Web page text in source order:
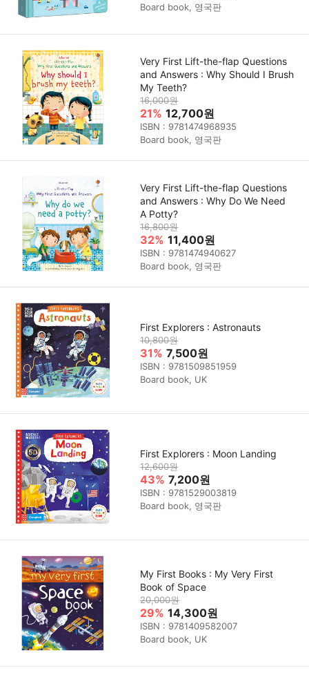
Board book, 영국판
Very First Lift-the-flap Questions
and Answers : Why Should I Brush
My Teeth?
16,000원
21% 12,700원
ISBN : 9781474968935
Board book, 영국판
Very First Lift-the-flap Questions
and Answers : Why Do We Need
A Potty?
16,800원
32% 11,400원
ISBN : 9781474940627
Board book, 영국판
First Explorers : Astronauts
10,800원
31% 7,500원
ISBN : 9781509851959
Board book, UK
First Explorers : Moon Landing
12,600원
43% 7,200원
ISBN : 9781529003819
Board book, 영국판
My First Books : My Very First
Book of Space
20,000원
29% 14,300원
ISBN : 9781409582007
Board book, UK